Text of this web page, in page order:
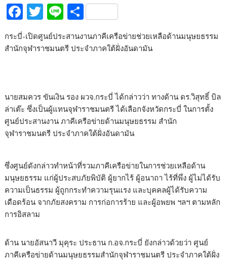
F
ac
e
b
o
k
T
w
itt
Li
e
S
ar
กระบี่-เปิดศูนย์ประสานงานภาคีเครือข่ายช่วยเหลือด้านมนุษยธรรม
สำนักจุฬาราชมนตรี ประจำภาคใต้ฝั่งอันดามัน
นายสมควร ขันเงิน รอง ผวจ.กระบี่ ได้กล่าวว่า ทางด้าน ดร.วิสุทธิ์ บิล
ล่าเต๊ะ ซึ่งเป็นผู้แทนจุฬาราชมนตรี ได้เลือกจังหวัดกระบี่ ในการตั้ง
ศูนย์ประสานงาน ภาคีเครือข่ายด้านมนุษยธรรม สำนัก
จุฬาราชมนตรี ประจำภาคใต้ฝั่งอันดามัน
ซึ่งศูนย์ดังกล่าวทำหน้าที่รวมภาคีเครือข่ายในการช่วยเหลือด้าน
มนุษยธรรม แก่ผู้ประสบภัยพิบัติ ผู้ยากไร้ ผู้อนาถา ไร้ที่พึ่ง ผู้ไม่ได้รับ
ความเป็นธรรม ผู้ถูกกระทำความรุนแรง และบุคคลผู้ได้รับความ
เดือดร้อน จากภัยสงคราม การก่อการร้าย และผู้อพยพ ฯลฯ ตามหลัก
การอิสลาม
ด้าน นายอัสนาวี มุคุระ ประธาน ก.อจ.กระบี่ ยังกล่าวด้วยว่า ศูนย์
ภาคีเครือข่ายด้านมนุษยธรรมสำนักจุฬาราชมนตรี ประจำภาคใต้ฝั่ง